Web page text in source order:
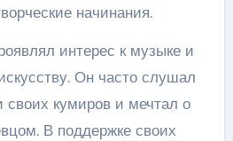
начинания.
интерес к музыке и
Он часто слушал
своих кумиров и мечтал о
В поддержке своих